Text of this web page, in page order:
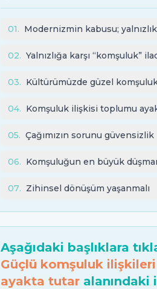
01. Modernizmin kabusu; yalnızlık
02. Yalnızlığa karşı “komşuluk”
03. Kültürümüzde güzel
04. Komşuluk ilişkisi toplumu
05. Çağımızın sorunu güvensizlik
06. Komşuluğun en büyük
07. Zihinsel dönüşüm yaşanmalı
Aşağıdaki başlıklara
Güçlü komşuluk
ayakta tutar alanındaki